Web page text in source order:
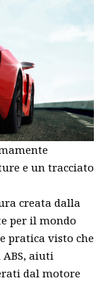
e un tracciato
creata dalla
per il mondo
pratica visto che
aiuti
dal motore